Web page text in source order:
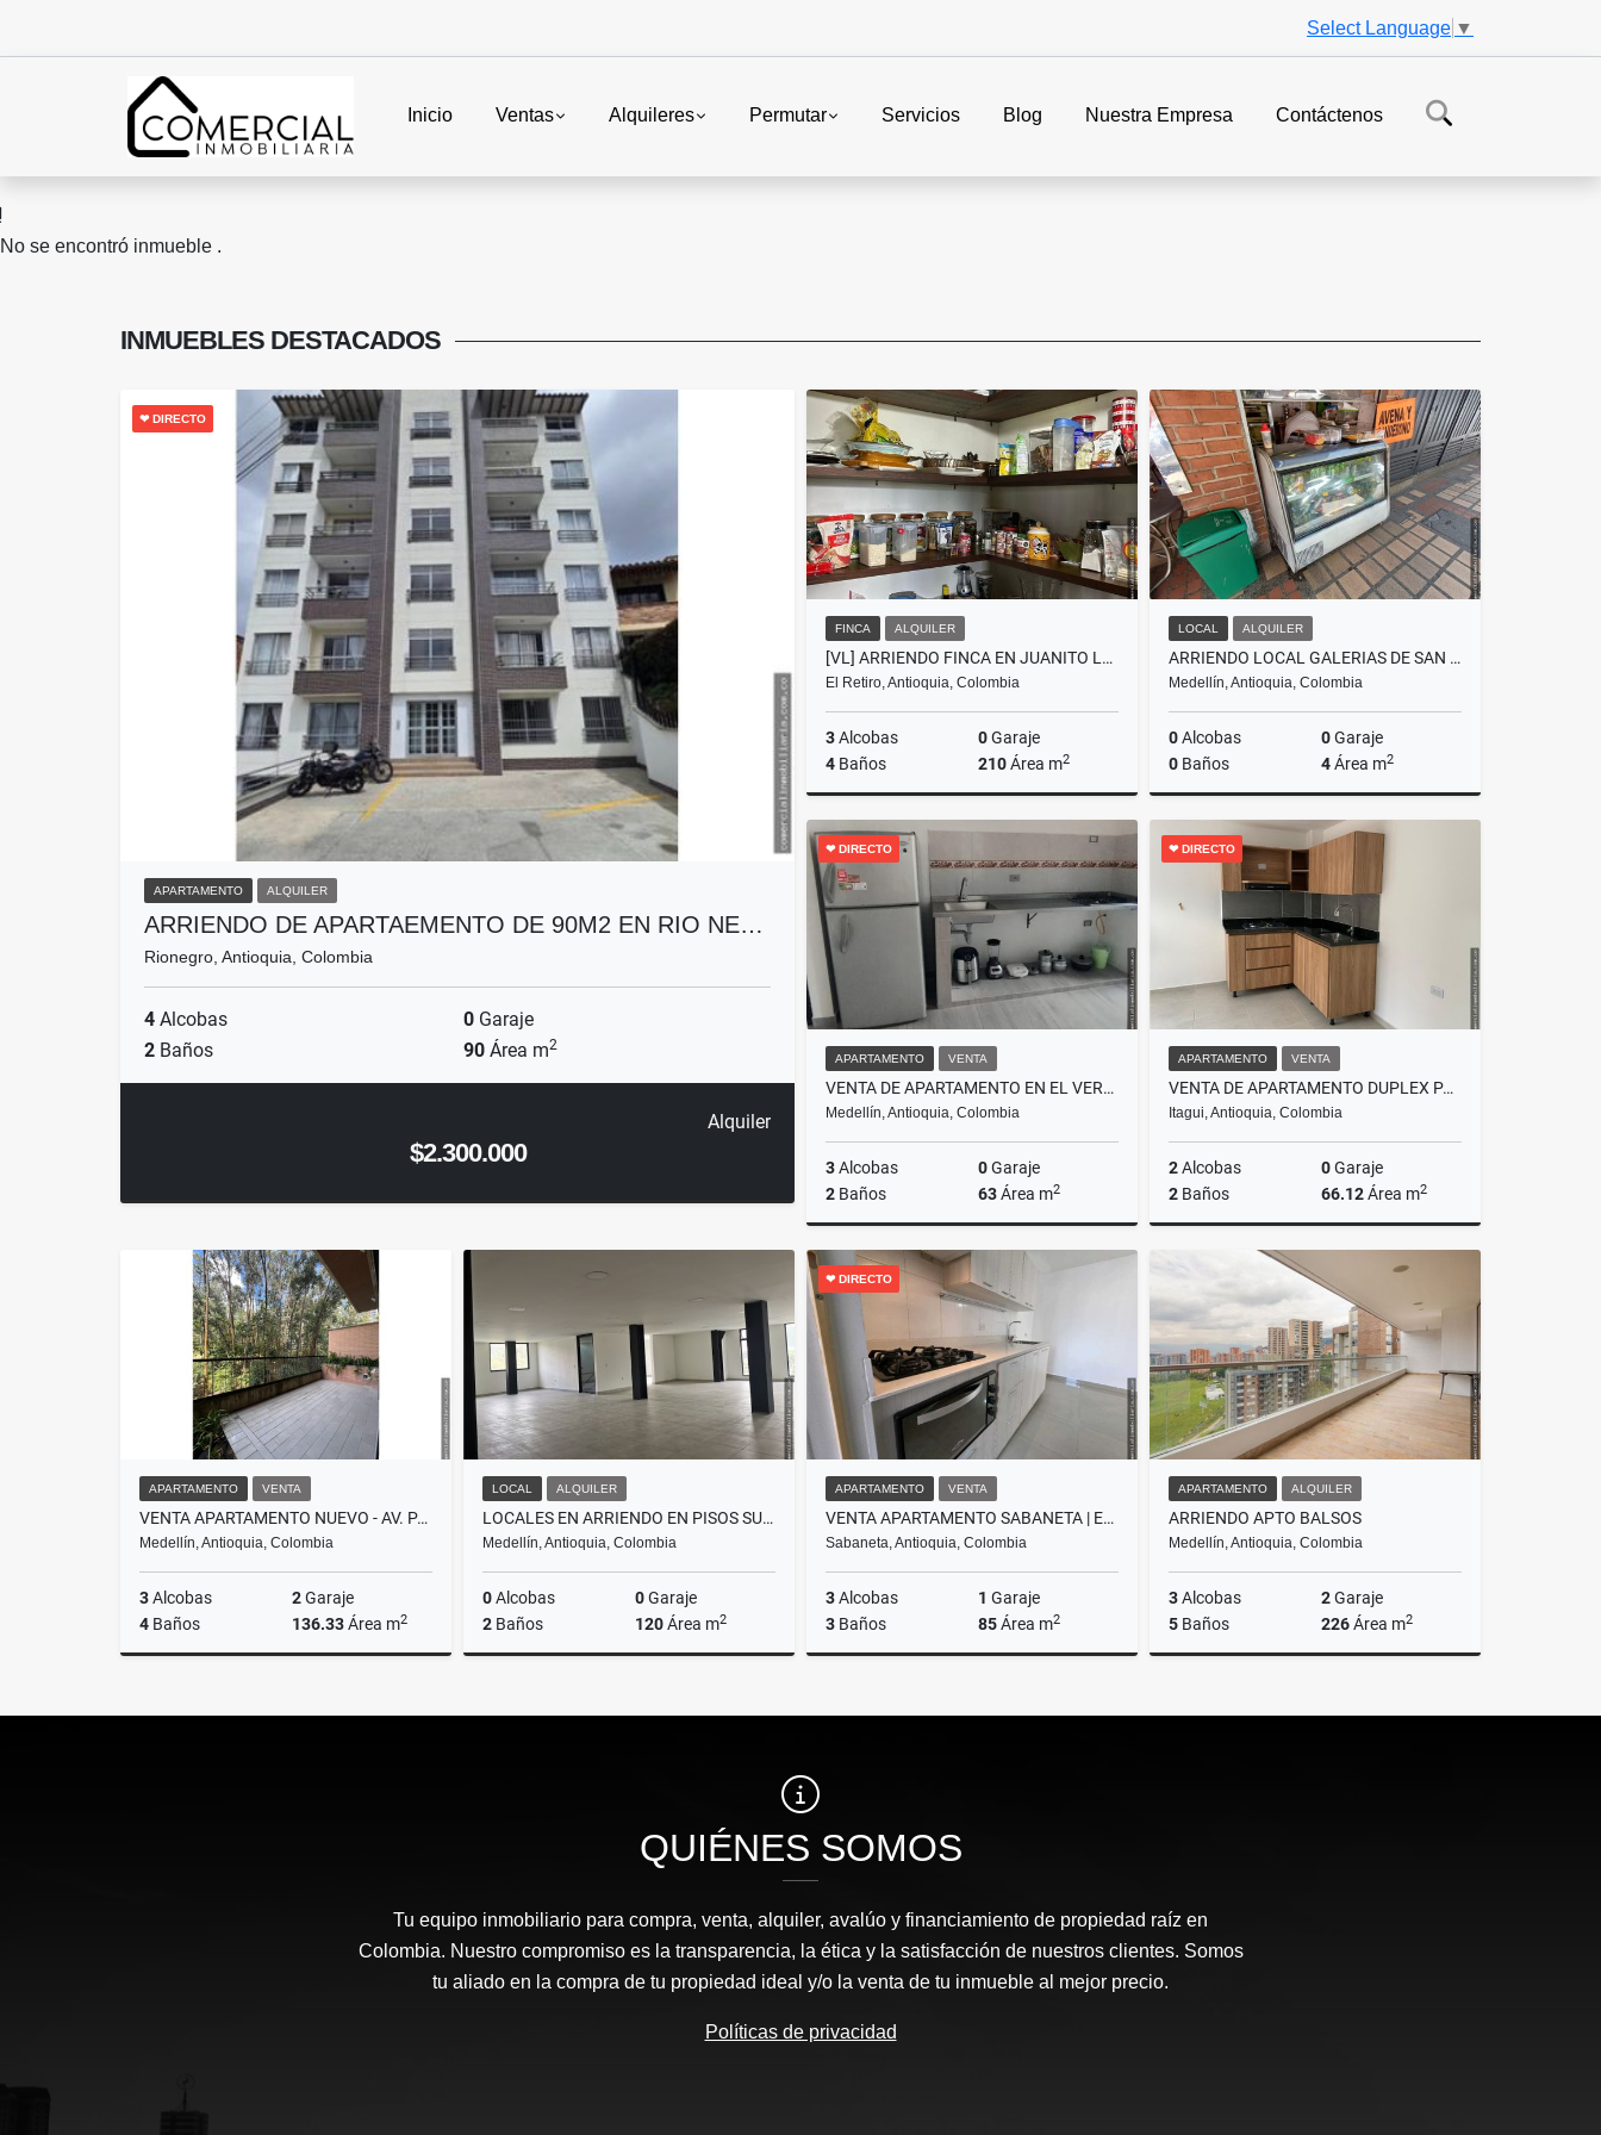
Select Language ▼
Inicio Ventas Alquileres Permutar Servicios Blog Nuestra Empresa Contáctenos
No se encontró inmueble .
INMUEBLES DESTACADOS
❤ DIRECTO
APARTAMENTO ALQUILER
ARRIENDO DE APARTAEMENTO DE 90M2 EN RIO NE…
Rionegro, Antioquia, Colombia
4 Alcobas 0 Garaje
2 Baños 90 Área m2
Alquiler
$2.300.000
FINCA ALQUILER
[VL] ARRIENDO FINCA EN JUANITO LAGUNA, EL RETIRO, ANT.
El Retiro, Antioquia, Colombia
3Alcobas 0Garaje
4 Baños 210Área m2
LOCAL ALQUILER
ARRIENDO LOCAL GALERIAS DE SAN DIEGO
Medellín, Antioquia, Colombia
0Alcobas 0Garaje
0 Baños 4Área m2
$1.600.000
❤ DIRECTO
APARTAMENTO VENTA
VENTA DE APARTAMENTO EN EL VERGEL SAN ANTONIO DE PRADO
Medellín, Antioquia, Colombia
3Alcobas 0Garaje
2 Baños 63Área m2
Venta
$240.000.000
❤ DIRECTO
APARTAMENTO VENTA
VENTA DE APARTAMENTO DUPLEX PARA ESTRENAR EN ITAGÜÍ-SAN PIO
Itagui, Antioquia, Colombia
2Alcobas 0Garaje
2 Baños 66.12Área m2
$330.000.000
APARTAMENTO VENTA
VENTA APARTAMENTO NUEVO - AV. PALMAS (TUNEL DE ORIENTE) / C.CON
Medellín, Antioquia, Colombia
3Alcobas 2Garaje
4 Baños 136.33Área m2
$1.687.313.341
LOCAL ALQUILER
LOCALES EN ARRIENDO EN PISOS SUPERIORES CON ASCENSOR Y MAGNIFICA VISTA
Medellín, Antioquia, Colombia
0Alcobas 0Garaje
2 Baños 120Área m2
$6.600.000
❤ DIRECTO
APARTAMENTO VENTA
VENTA APARTAMENTO SABANETA | EURO ZONA PLANA | PARQUEADERO Y ÚTIL
Sabaneta, Antioquia, Colombia
3Alcobas 1 Garaje
3 Baños 85Área m2
$610.000.000
APARTAMENTO ALQUILER
ARRIENDO APTO BALSOS
Medellín, Antioquia, Colombia
3Alcobas 2Garaje
5 Baños 226Área m2
$15.000.000
QUIÉNES SOMOS
Tu equipo inmobiliario para compra, venta, alquiler, avalúo y financiamiento de propiedad raíz en
Colombia. Nuestro compromiso es la transparencia, la ética y la satisfacción de nuestros clientes. Somos
tu aliado en la compra de tu propiedad ideal y/o la venta de tu inmueble al mejor precio.
Políticas de privacidad